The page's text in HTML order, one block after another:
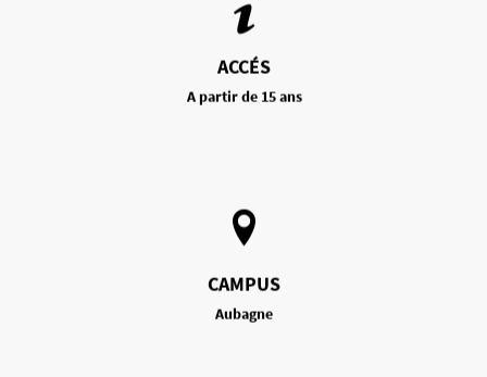
ACCÉS
A partir de 15 ans
CAMPUS
Aubagne